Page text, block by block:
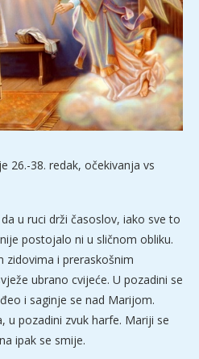
26.-38. redak, očekivanja vs
u ruci drži časoslov, iako sve to
postojalo ni u sličnom obliku.
zidovima i preraskošnim
ubrano cvijeće. U pozadini se
i saginje se nad Marijom.
u pozadini zvuk harfe. Mariji se
ipak se smije.